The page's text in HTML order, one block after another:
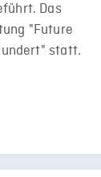
Das
"Future
statt.